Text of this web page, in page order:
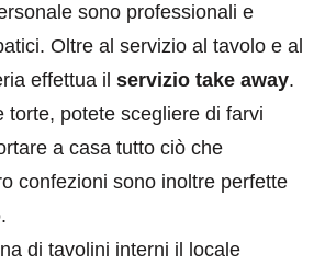
sono professionali e
Oltre al servizio al tavolo e al
effettua il servizio take away.
torte, potete scegliere di farvi
a casa tutto ciò che
confezioni sono inoltre perfette
di tavolini interni il locale